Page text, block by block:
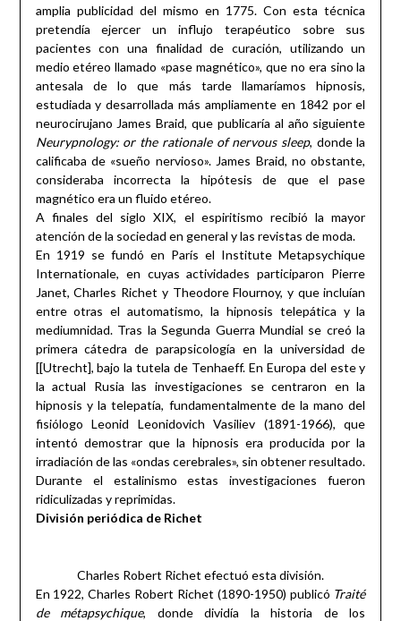
amplia publicidad del mismo en 1775. Con esta técnica
pretendía ejercer un influjo terapéutico sobre sus
pacientes con una finalidad de curación, utilizando un
medio etéreo llamado «pase magnético», que no era sino la
antesala de lo que más tarde llamaríamos hipnosis,
estudiada y desarrollada más ampliamente en 1842 por el
neurocirujano James Braid, que publicaría al año siguiente
Neurypnology: or the rationale of nervous sleep, donde la
calificaba de «sueño nervioso». James Braid, no obstante,
consideraba incorrecta la hipótesis de que el pase
magnético era un fluido etéreo.
A finales del siglo XIX, el espiritismo recibió la mayor
atención de la sociedad en general y las revistas de moda.
En 1919 se fundó en París el Institute Metapsychique
Internationale, en cuyas actividades participaron Pierre
Janet, Charles Richet y Theodore Flournoy, y que incluían
entre otras el automatismo, la hipnosis telepática y la
mediumnidad. Tras la Segunda Guerra Mundial se creó la
primera cátedra de parapsicología en la universidad de
[[Utrecht], bajo la tutela de Tenhaeff. En Europa del este y
la actual Rusia las investigaciones se centraron en la
hipnosis y la telepatía, fundamentalmente de la mano del
fisiólogo Leonid Leonidovich Vasiliev (1891-1966), que
intentó demostrar que la hipnosis era producida por la
irradiación de las «ondas cerebrales», sin obtener resultado.
Durante el estalinismo estas investigaciones fueron
ridiculizadas y reprimidas.
División periódica de Richet
Charles Robert Richet efectuó esta división.
En 1922, Charles Robert Richet (1890-1950) publicó Traité
de métapsychique, donde dividía la historia de los